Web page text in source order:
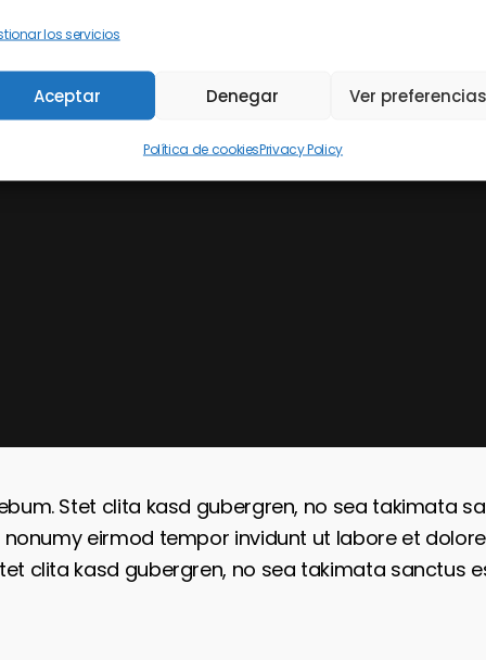
los servicios
Aceptar Denegar Ver
Política de cookiesPrivacy Policy
Stet clita kasd gubergren, no sea takimata
eirmod tempor invidunt ut labore et
clita kasd gubergren, no sea takimata sanctus